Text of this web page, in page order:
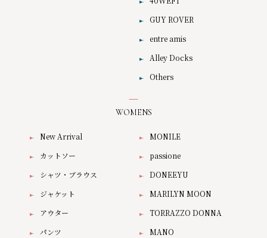
GUY ROVER
entre amis
Alley Docks
Others
WOMENS
New Arrival
カットソー
シャツ・ブラウス
ジャケット
アウター
パンツ
MONILE
passione
DONEEYU
MARILYN MOON
TORRAZZO DONNA
MANO